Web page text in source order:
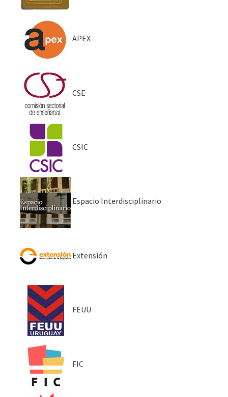
APEX
CSE
CSIC
Espacio Interdisciplinario
Extensión
FEUU
FIC